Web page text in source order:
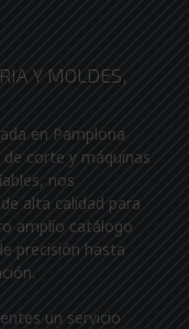
Y MOLDES,
en Pamplona
corte y máquinas
nos
alta calidad para
amplio catálogo
precisión hasta
un servicio